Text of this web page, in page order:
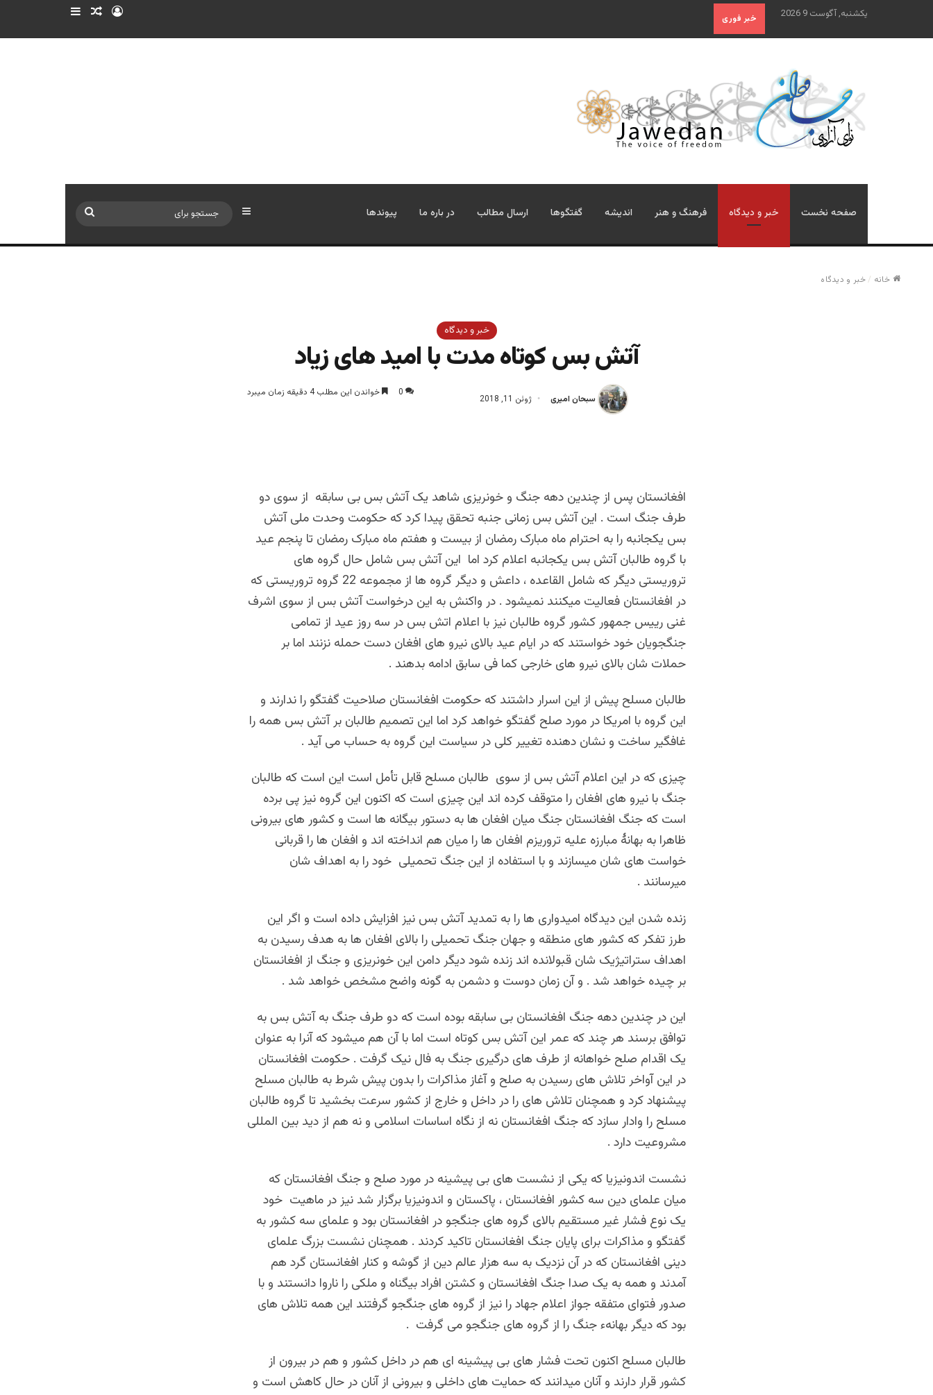
یکشنبه, آگوست 9 2026 خبر فوری ورود نوشته تصادفی
صفحه نخست خبر و دیدگاه فرهنگ و هنر اندیشه گفتگوها ارسال مطالب در باره ما پیوندها سایدبار
خانه /خبر و دیدگاه
خبر و دیدگاه
آتش بس کوتاه مدت با امید های زیاد
سبحان امیری ژوئن 11, 2018
0 خواندن این مطلب 4 دقیقه زمان میبرد
افغانستان پس از چندین دهه جنگ و خونریزی شاهد یک آتش بس بی سابقه از سوی دو
طرف جنگ است . این آتش بس زمانی جنبه تحقق پیدا کرد که حکومت وحدت ملی آتش
بس یکجانبه را به احترام ماه مبارک رمضان از بیست و هفتم ماه مبارک رمضان تا پنجم عید
با گروه طالبان آتش بس یکجانبه اعلام کرد اما این آتش بس شامل حال گروه های
تروریستی دیگر که شامل القاعده ، داعش و دیگر گروه ها از مجموعه 22 گروه تروریستی که
در افغانستان فعالیت میکنند نمیشود . در واکنش به این درخواست آتش بس از سوی اشرف
غنی رییس جمهور کشور گروه طالبان نیز با اعلام اتش بس در سه روز عید از تمامی
جنگجویان خود خواستند که در ایام عید بالای نیرو های افغان دست حمله نزنند اما بر
حملات شان بالای نیرو های خارجی کما فی سابق ادامه بدهند .
طالبان مسلح پیش از این اسرار داشتند که حکومت افغانستان صلاحیت گفتگو را ندارند و
این گروه با امریکا در مورد صلح گفتگو خواهد کرد اما این تصمیم طالبان بر آتش بس همه را
غافگیر ساخت و نشان دهنده تغییر کلی در سیاست این گروه به حساب می آید .
چیزی که در این اعلام آتش بس از سوی طالبان مسلح قابل تأمل است این است که طالبان
جنگ با نیرو های افغان را متوقف کرده اند این چیزی است که اکنون این گروه نیز پی برده
است که جنگ افغانستان جنگ میان افغان ها به دستور بیگانه ها است و کشور های بیرونی
ظاهرا به بهانۀ مبارزه علیه تروریزم افغان ها را میان هم انداخته اند و افغان ها را قربانی
خواست های شان میسازند و با استفاده از این جنگ تحمیلی خود را به اهداف شان
میرسانند .
زنده شدن این دیدگاه امیدواری ها را به تمدید آتش بس نیز افزایش داده است و اگر این
طرز تفکر که کشور های منطقه و جهان جنگ تحمیلی را بالای افغان ها به هدف رسیدن به
اهداف ستراتیژیک شان قبولانده اند زنده شود دیگر دامن این خونریزی و جنگ از افغانستان
بر چیده خواهد شد . و آن زمان دوست و دشمن به گونه واضح مشخص خواهد شد .
این در چندین دهه جنگ افغانستان بی سابقه بوده است که دو طرف جنگ به آتش بس به
توافق برسند هر چند که عمر این آتش بس کوتاه است اما با آن هم میشود که آنرا به عنوان
یک اقدام صلح خواهانه از طرف های درگیری جنگ به فال نیک گرفت . حکومت افغانستان
در این آواخر تلاش های رسیدن به صلح و آغاز مذاکرات را بدون پیش شرط به طالبان مسلح
پیشنهاد کرد و همچنان تلاش های را در داخل و خارج از کشور سرعت بخشید تا گروه طالبان
مسلح را وادار سازد که جنگ افغانستان نه از نگاه اساسات اسلامی و نه هم از دید بین المللی
مشروعیت دارد .
نشست اندونیزیا که یکی از نشست های بی پیشینه در مورد صلح و جنگ افغانستان که
میان علمای دین سه کشور افغانستان ، پاکستان و اندونیزیا برگزار شد نیز در ماهیت خود
یک نوع فشار غیر مستقیم بالای گروه های جنگجو در افغانستان بود و علمای سه کشور به
گفتگو و مذاکرات برای پایان جنگ افغانستان تاکید کردند . همچنان نشست بزرگ علمای
دینی افغانستان که در آن نزدیک به سه هزار عالم دین از گوشه و کنار افغانستان گرد هم
آمدند و همه به یک صدا جنگ افغانستان و کشتن افراد بیگناه و ملکی را ناروا دانستند و با
صدور فتوای متفقه جواز اعلام جهاد را نیز از گروه های جنگجو گرفتند این همه تلاش های
بود که دیگر بهانهء جنگ را از گروه های جنگجو می گرفت .
طالبان مسلح اکنون تحت فشار های بی پیشینه ای هم در داخل کشور و هم در بیرون از
کشور قرار دارند و آنان میدانند که حمایت های داخلی و بیرونی از آنان در حال کاهش است و